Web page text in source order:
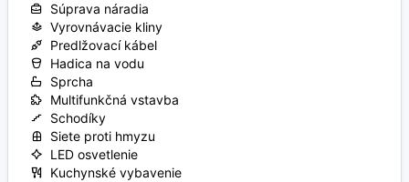
Súprava náradia
Vyrovnávacie kliny
Predlžovací kábel
Hadica na vodu
Sprcha
Multifunkčná vstavba
Schodíky
Siete proti hmyzu
LED osvetlenie
Kuchynské vybavenie